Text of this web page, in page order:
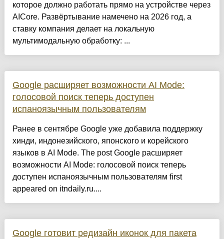
которое должно работать прямо на устройстве через
AICore. Развёртывание намечено на 2026 год, а
ставку компания делает на локальную
мультимодальную обработку: ...
Google расширяет возможности AI Mode:
голосовой поиск теперь доступен
испаноязычным пользователям
Ранее в сентябре Google уже добавила поддержку
хинди, индонезийского, японского и корейского
языков в AI Mode. The post Google расширяет
возможности AI Mode: голосовой поиск теперь
доступен испаноязычным пользователям first
appeared on itndaily.ru....
Google готовит редизайн иконок для пакета